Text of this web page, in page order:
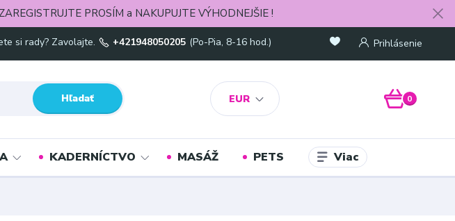
PROSÍM a NAKUPUJTE VÝHODNEJŠIE !
EUR
Prihlásenie
Hľadať
si rady? Zavolajte. +421948050205 (Po-Pia, 8-16 hod.)
0
KADERNÍCTVO MASÁŽ PETS Viac